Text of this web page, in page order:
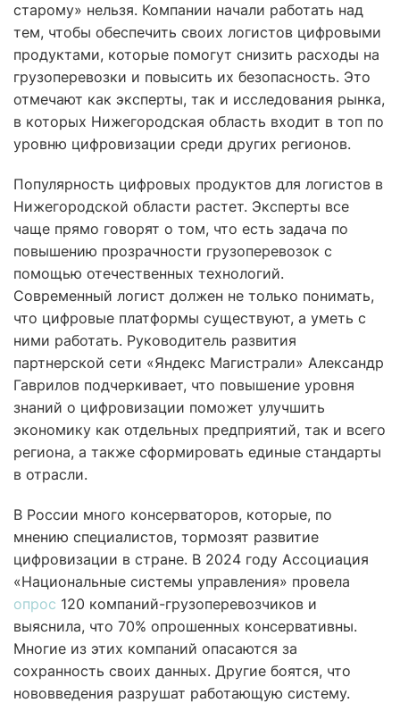
старому» нельзя. Компании начали работать над
тем, чтобы обеспечить своих логистов цифровыми
продуктами, которые помогут снизить расходы на
грузоперевозки и повысить их безопасность. Это
отмечают как эксперты, так и исследования рынка,
в которых Нижегородская область входит в топ по
уровню цифровизации среди других регионов.
Популярность цифровых продуктов для логистов в
Нижегородской области растет. Эксперты все
чаще прямо говорят о том, что есть задача по
повышению прозрачности грузоперевозок с
помощью отечественных технологий.
Современный логист должен не только понимать,
что цифровые платформы существуют, а уметь с
ними работать. Руководитель развития
партнерской сети «Яндекс Магистрали» Александр
Гаврилов подчеркивает, что повышение уровня
знаний о цифровизации поможет улучшить
экономику как отдельных предприятий, так и всего
региона, а также сформировать единые стандарты
в отрасли.
В России много консерваторов, которые, по
мнению специалистов, тормозят развитие
цифровизации в стране. В 2024 году Ассоциация
«Национальные системы управления» провела
опрос 120 компаний-грузоперевозчиков и
выяснила, что 70% опрошенных консервативны.
Многие из этих компаний опасаются за
сохранность своих данных. Другие боятся, что
нововведения разрушат работающую систему.